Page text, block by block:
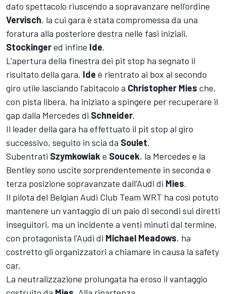
dato spettacolo riuscendo a sopravanzare nell'ordine
Vervisch, la cui gara è stata compromessa da una
foratura alla posteriore destra nelle fasi iniziali,
Stockingered infine Ide.
L'apertura della finestra dei pit stop ha segnato il
risultato della gara. Ide è rientrato ai box al secondo
giro utile lasciando l'abitacolo a Christopher Mies che,
con pista libera, ha iniziato a spingere per recuperare il
gap dalla Mercedes di Schneider.
Il leader della gara ha effettuato il pit stop al giro
successivo, seguito in scia da Soulet.
Subentrati Szymkowiak e Soucek, la Mercedes e la
Bentley sono uscite sorprendentemente in seconda e
terza posizione sopravanzate dall'Audi di Mies.
Il pilota del Belgian Audi Club Team WRT ha così potuto
mantenere un vantaggio di un paio di secondi sui diretti
inseguitori, ma un incidente a venti minuti dal termine,
con protagonista l'Audi di Michael Meadows, ha
costretto gli organizzatori a chiamare in causa la safety
car.
La neutralizzazione prolungata ha eroso il vantaggio